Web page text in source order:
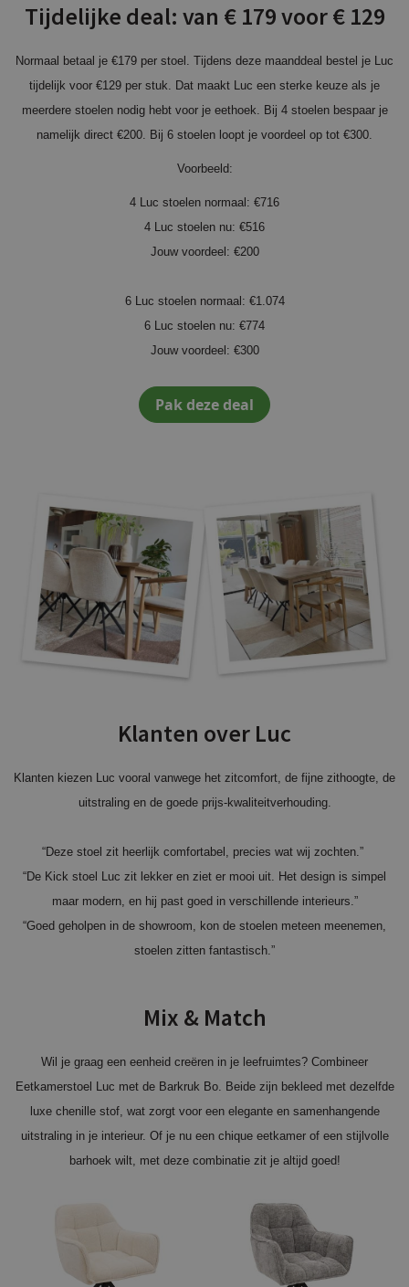
Tijdelijke deal: van € 179 voor € 129
Normaal betaal je €179 per stoel. Tijdens deze maanddeal bestel je Luc
tijdelijk voor €129 per stuk. Dat maakt Luc een sterke keuze als je
meerdere stoelen nodig hebt voor je eethoek. Bij 4 stoelen bespaar je
namelijk direct €200. Bij 6 stoelen loopt je voordeel op tot €300.
Voorbeeld:
4 Luc stoelen normaal: €716
4 Luc stoelen nu: €516
Jouw voordeel: €200
6 Luc stoelen normaal: €1.074
6 Luc stoelen nu: €774
Jouw voordeel: €300
Pak deze deal
Klanten over Luc
Klanten kiezen Luc vooral vanwege het zitcomfort, de fijne zithoogte, de
uitstraling en de goede prijs-kwaliteitverhouding.
“Deze stoel zit heerlijk comfortabel, precies wat wij zochten.”
“De Kick stoel Luc zit lekker en ziet er mooi uit. Het design is simpel
maar modern, en hij past goed in verschillende interieurs.”
“Goed geholpen in de showroom, kon de stoelen meteen meenemen,
stoelen zitten fantastisch.”
Mix & Match
Wil je graag een eenheid creëren in je leefruimtes? Combineer
Eetkamerstoel Luc met de Barkruk Bo. Beide zijn bekleed met dezelfde
luxe chenille stof, wat zorgt voor een elegante en samenhangende
uitstraling in je interieur. Of je nu een chique eetkamer of een stijlvolle
barhoek wilt, met deze combinatie zit je altijd goed!